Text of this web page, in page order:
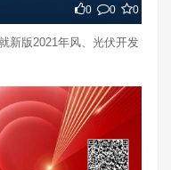
0 0 0
新版2021年风、光伏开发